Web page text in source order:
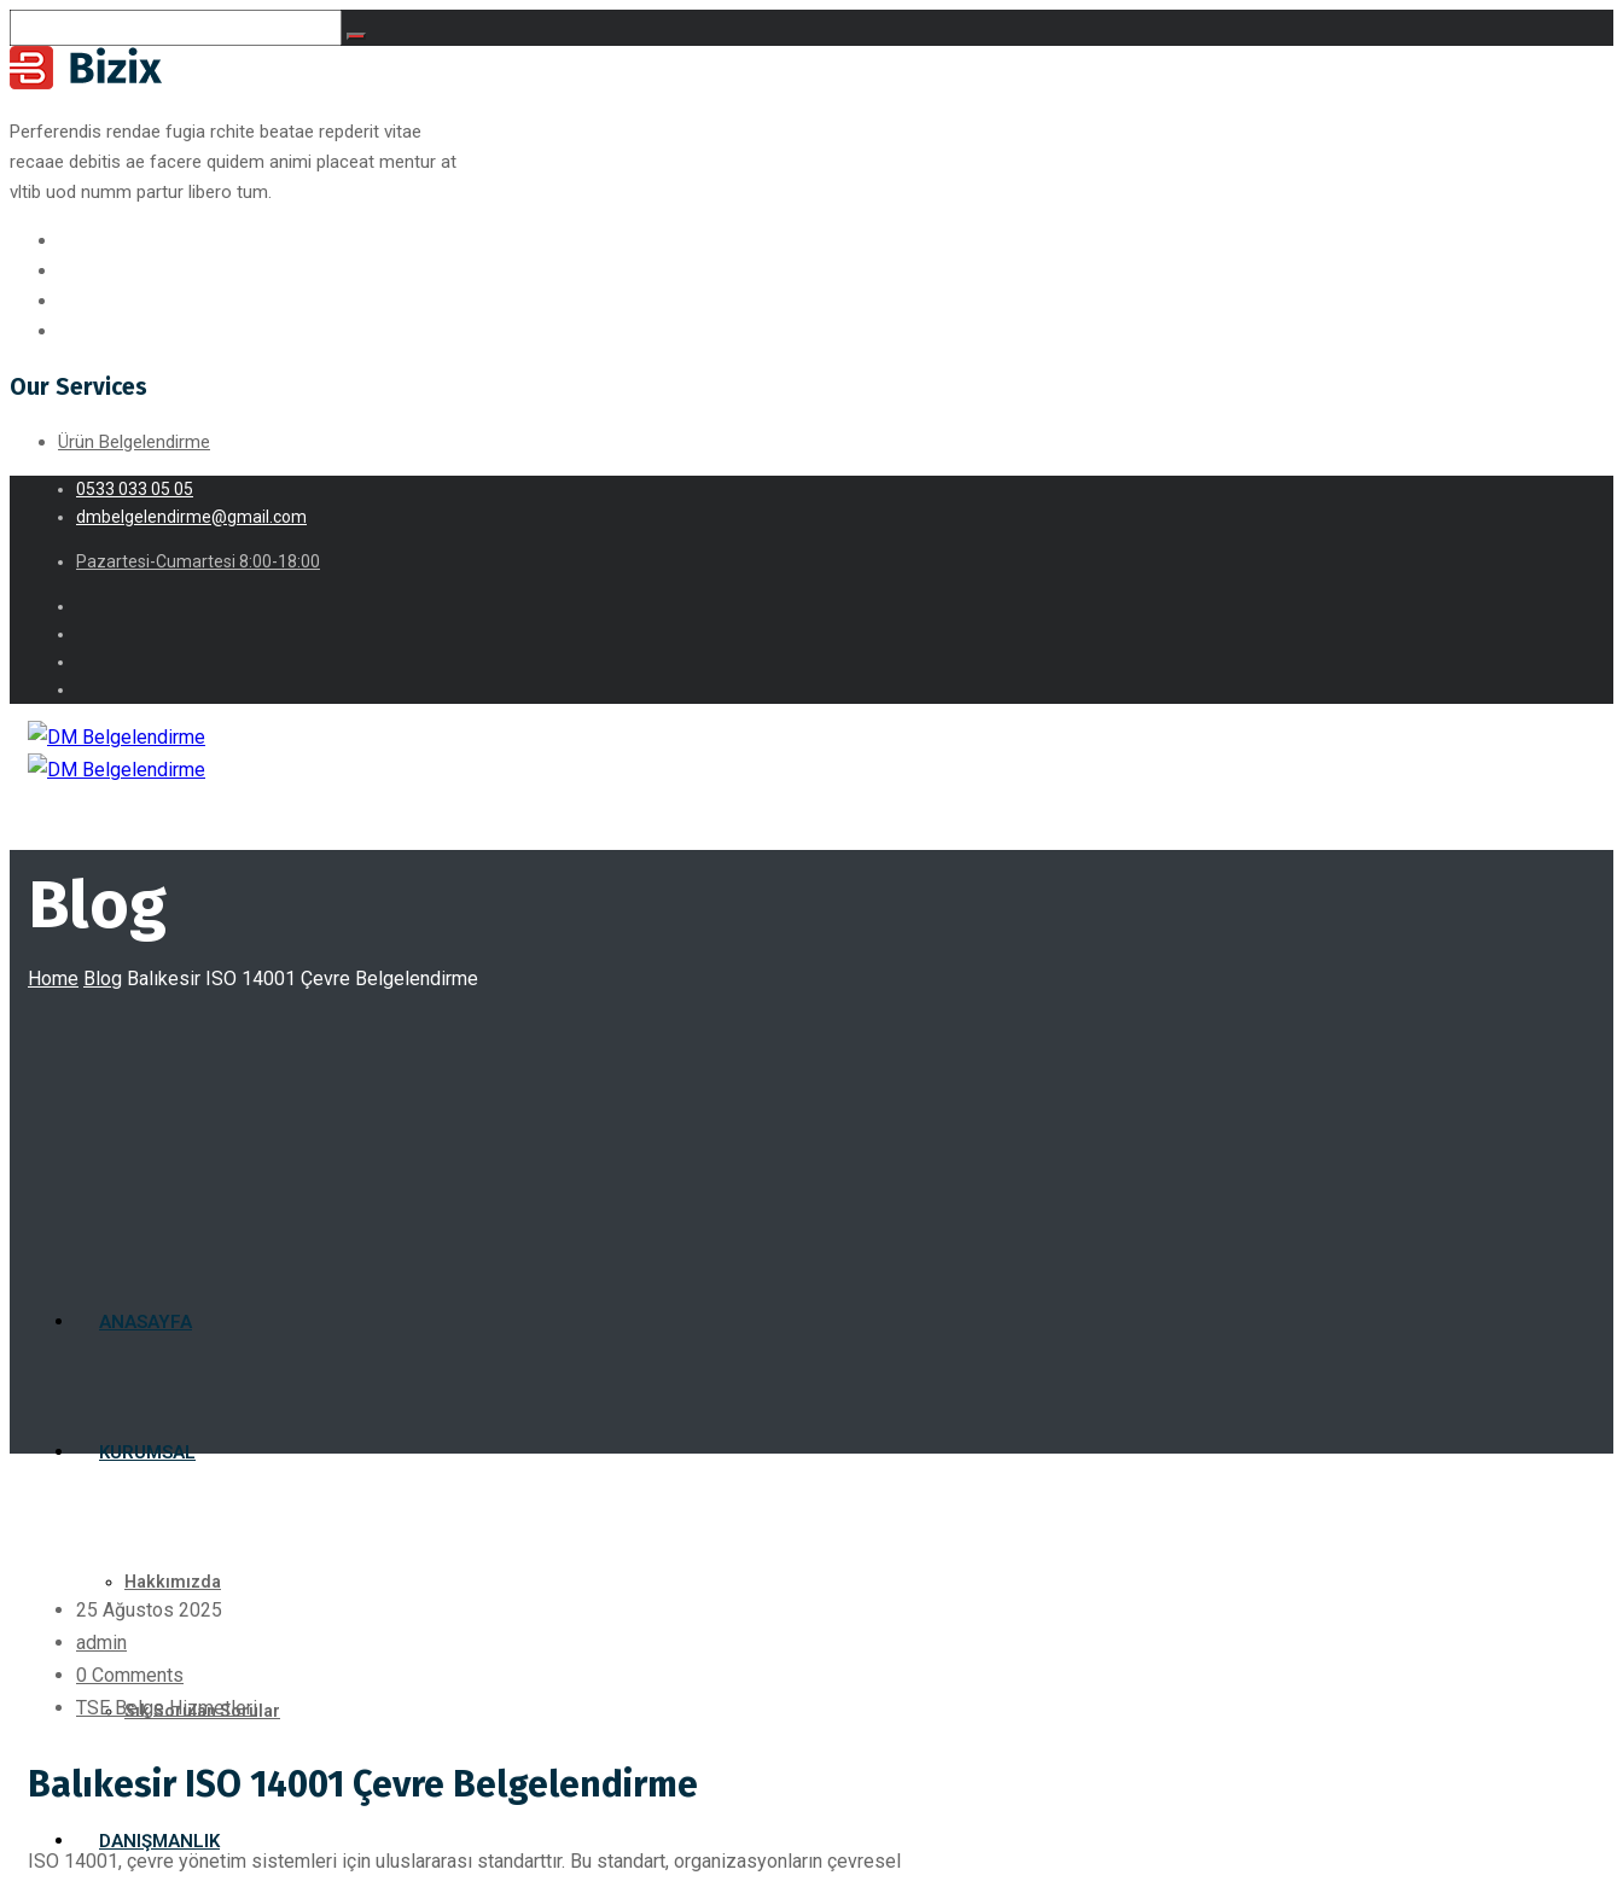
Perferendis rendae fugia rchite beatae repderit vitae
recaae debitis ae facere quidem animi placeat mentur at
vltib uod numm partur libero tum.
Our Services
Ürün Belgelendirme
0533 033 05 05
dmbelgelendirme@gmail.com
Pazartesi-Cumartesi 8:00-18:00
ANASAYFA
KURUMSAL
Hakkımızda
Sık Sorulan Sorular
DANIŞMANLIK
Blog
Home Blog Balıkesir ISO 14001 Çevre Belgelendirme
25 Ağustos 2025
admin
0 Comments
TSE Belge Hizmetleri
Balıkesir ISO 14001 Çevre Belgelendirme
ISO 14001, çevre yönetim sistemleri için uluslararası standarttır. Bu standart, organizasyonların çevresel